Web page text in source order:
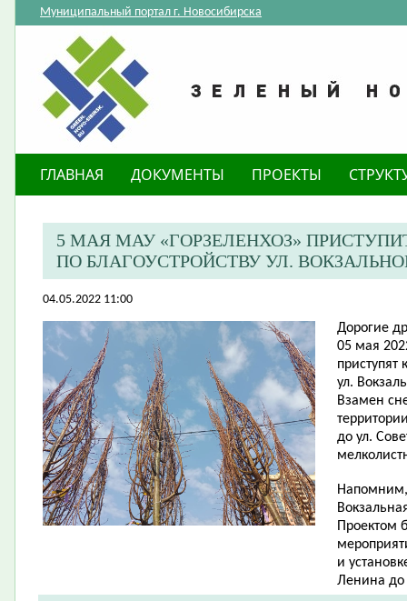
Муниципальный портал г. Новосибирска
ГЛАВНАЯ ДОКУМЕНТЫ ПРОЕКТЫ
5 МАЯ МАУ «ГОРЗЕЛЕНХОЗ»
ПО БЛАГОУСТРОЙСТВУ УЛ.
04.05.2022 11:00
Дорогие
05 мая
приступят
ул.
Взамен
до ул.
Напомним,
Проектом
и
Ленина до